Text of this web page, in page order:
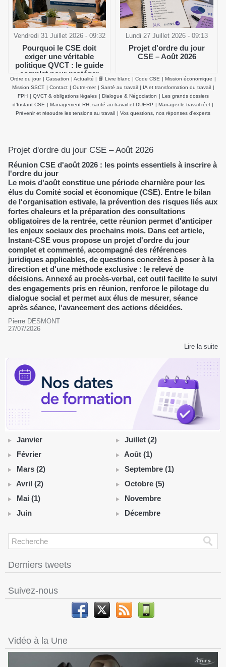
Vendredi 31 Juillet 2026 - 09:32
Pourquoi le CSE doit
exiger une véritable
politique QVCT : le guide
complet pour protéger
durablement la santé
physique et mentale des
salariés
Lundi 27 Juillet 2026 - 09:13
Projet d'ordre du jour
CSE – Août 2026
Ordre du jour | Cassation | Actualité | 📘 Livre blanc | Code CSE | Mission économique |
Mission SSCT | Contact | Outre-mer | Santé au travail | IA et transformation du travail |
FPH | QVCT & obligations légales | Dialogue & Négociation | Les grands dossiers
d’Instant-CSE | Management RH, santé au travail et DUERP | Manager le travail réel |
Prévenir et résoudre les tensions au travail | Vos questions, nos réponses d'experts
Projet d'ordre du jour CSE – Août 2026
Réunion CSE d'août 2026 : les points essentiels à inscrire à
l'ordre du jour
Le mois d'août constitue une période charnière pour les
élus du Comité social et économique (CSE). Entre le bilan
de l'organisation estivale, la prévention des risques liés aux
fortes chaleurs et la préparation des consultations
obligatoires de la rentrée, cette réunion permet d'anticiper
les enjeux sociaux des prochains mois. Dans cet article,
Instant-CSE vous propose un projet d'ordre du jour
complet et commenté, accompagné des références
juridiques applicables, de questions concrètes à poser à la
direction et d'une méthode exclusive : le relevé de
décisions. Annexé au procès-verbal, cet outil facilite le suivi
des engagements pris en réunion, renforce le pilotage du
dialogue social et permet aux élus de mesurer, séance
après séance, l'avancement des actions décidées.
Pierre DESMONT
27/07/2026
Lire la suite
Janvier
Février
Mars (2)
Avril (2)
Mai (1)
Juin
Juillet (2)
Août (1)
Septembre (1)
Octobre (5)
Novembre
Décembre
Derniers tweets
Suivez-nous
Vidéo à la Une